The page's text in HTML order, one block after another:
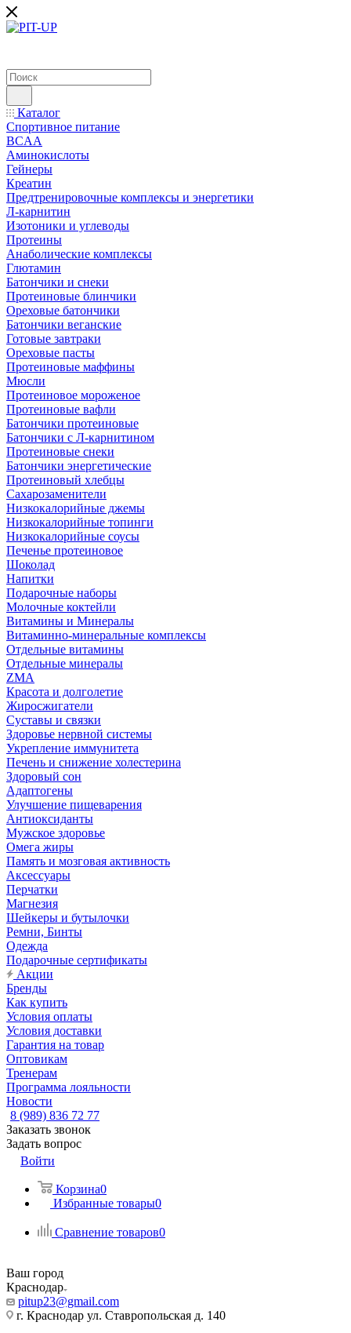
Каталог
Спортивное питание
BCAA
Аминокислоты
Гейнеры
Креатин
Предтренировочные комплексы и энергетики
Л-карнитин
Изотоники и углеводы
Протеины
Анаболические комплексы
Глютамин
Батончики и снеки
Протеиновые блинчики
Ореховые батончики
Батончики веганские
Готовые завтраки
Ореховые пасты
Протеиновые маффины
Мюсли
Протеиновое мороженое
Протеиновые вафли
Батончики протеиновые
Батончики с Л-карнитином
Протеиновые снеки
Батончики энергетические
Протеиновый хлебцы
Сахарозаменители
Низкокалорийные джемы
Низкокалорийные топинги
Низкокалорийные соусы
Печенье протеиновое
Шоколад
Напитки
Подарочные наборы
Молочные коктейли
Витамины и Минералы
Витаминно-минеральные комплексы
Отдельные витамины
Отдельные минералы
ZMA
Красота и долголетие
Жиросжигатели
Суставы и связки
Здоровье нервной системы
Укрепление иммунитета
Печень и снижение холестерина
Здоровый сон
Адаптогены
Улучшение пищеварения
Антиоксиданты
Мужское здоровье
Омега жиры
Память и мозговая активность
Аксессуары
Перчатки
Магнезия
Шейкеры и бутылочки
Ремни, Бинты
Одежда
Подарочные сертификаты
Акции
Бренды
Как купить
Условия оплаты
Условия доставки
Гарантия на товар
Оптовикам
Тренерам
Программа лояльности
Новости
8 (989) 836 72 77
Заказать звонок
Задать вопрос
Войти
Корзина0
Избранные товары0
Сравнение товаров0
Ваш город
Краснодар
pitup23@gmail.com
г. Краснодар ул. Ставропольская д. 140